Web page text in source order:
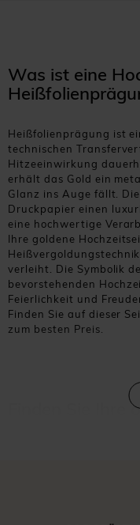
Was ist eine
Heißfolienprägung ist
technischen
Hitzeeinwirkung
erhält das Gold ein
Glanz ins Auge fällt.
Druckpapier einen
eine hochwertige
Ihre goldene
verleiht. Die Symbolik
bevorstehenden
Feierlichkeit und
Finden Sie auf dieser
zum besten Preis.
Finden Sie Ihre
Hochzeitseinladungen
ein originelles und